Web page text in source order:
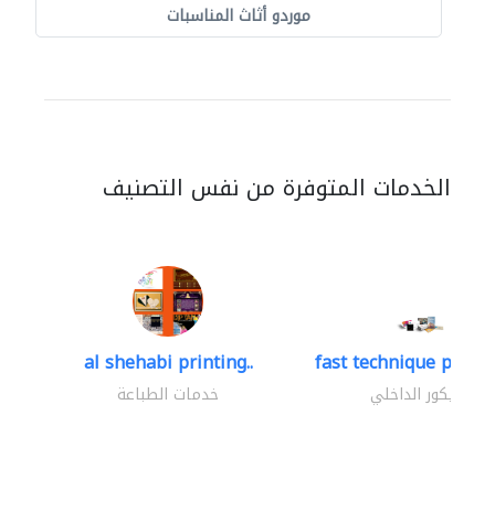
موردو أثاث المناسبات
الخدمات المتوفرة من نفس التصنيف
al shehabi printing..
خدمات الطباعة
fast technique pre-
الديكور الداخلي